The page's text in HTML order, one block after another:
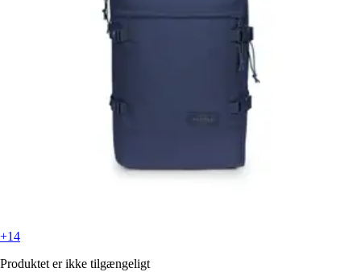
+14
Produktet er ikke tilgængeligt